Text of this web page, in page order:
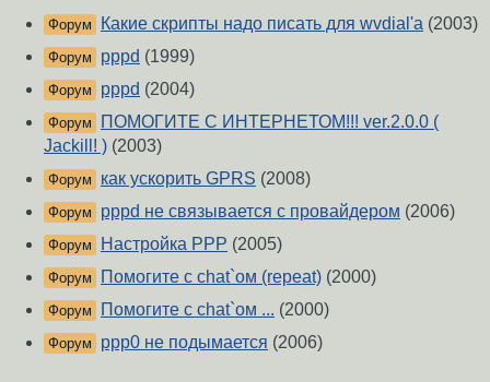
Форум Какие скрипты надо писать для wvdial'а (2003)
Форум pppd (1999)
Форум pppd (2004)
Форум
ПОМОГИТЕ С ИНТЕРНЕТОМ!!! ver.2.0.0 (
Jackill! ) (2003)
Форум как ускорить GPRS (2008)
Форум pppd не связывается с провайдером (2006)
Форум Настройка PPP (2005)
Форум Помогите с chat`ом (repeat) (2000)
Форум Помогите с chat`ом ... (2000)
Форум ppp0 не подымается (2006)